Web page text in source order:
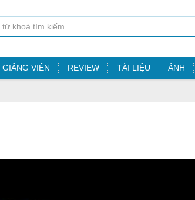
GIẢNG VIÊN REVIEW TÀI LIỆU ẢNH